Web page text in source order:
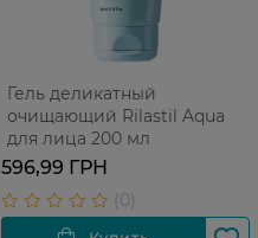
Гель деликатный
очищающий Rilastil Aqua
для лица 200 мл
596,99 ГРН